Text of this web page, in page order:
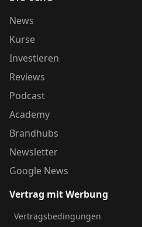
News
Kurse
Investieren
Reviews
Podcast
Academy
Brandhubs
Newsletter
Google News
Vertrag mit Werbung
Vertragsbedingungen